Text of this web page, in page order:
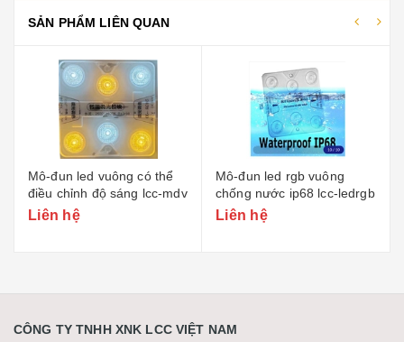
SẢN PHẨM LIÊN QUAN
Mô-đun led rgb vuông
chống nước ip68 lcc-ledrgb
Liên hệ
Đèn led dải cob 12v/24v
rgb lcc-1224
Liên hệ
CÔNG TY TNHH XNK LCC VIỆT NAM